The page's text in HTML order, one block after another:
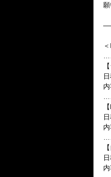
日
日
日